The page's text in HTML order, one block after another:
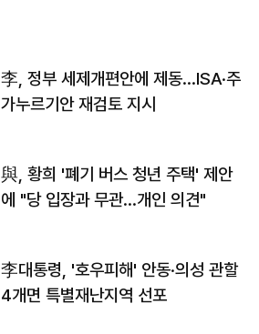
李, 정부 세제개편안에 제동…ISA·주
가누르기안 재검토 지시
與, 황희 '폐기 버스 청년 주택' 제안
에 "당 입장과 무관…개인 의견"
李대통령, '호우피해' 안동·의성 관할
4개면 특별재난지역 선포